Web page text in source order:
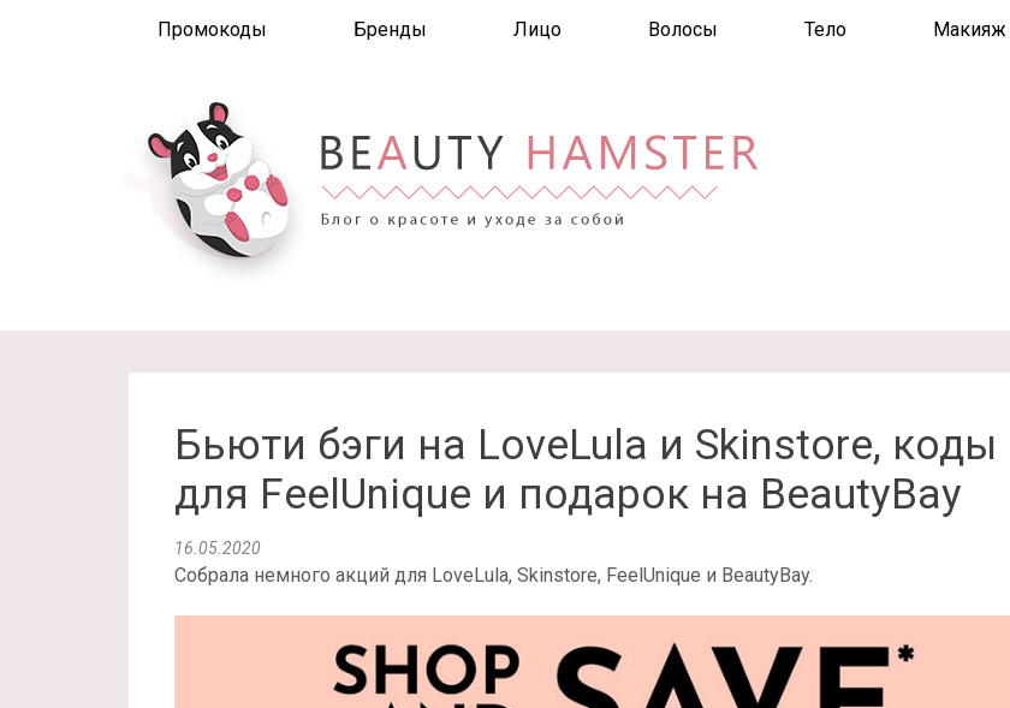
Промокоды Бренды Лицо Волосы Тело Макияж
Бьюти бэги на LoveLula и Skinstore, коды
для FeelUnique и подарок на BeautyBay
16.05.2020
Собрала немного акций для LoveLula, Skinstore, FeelUnique и BeautyBay.